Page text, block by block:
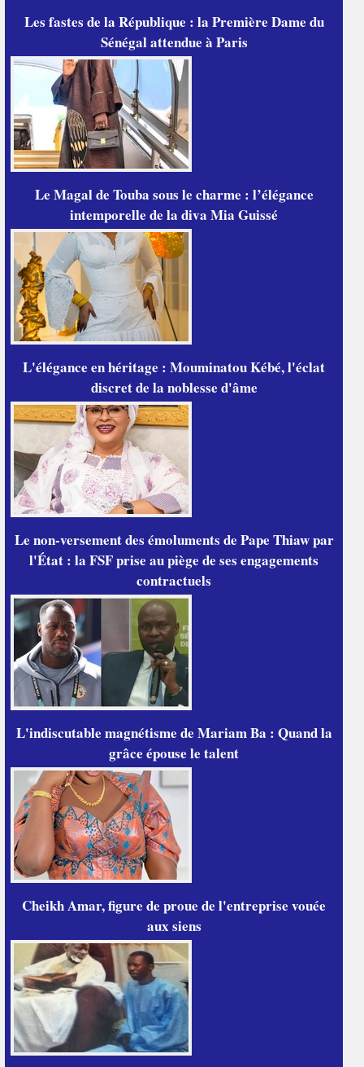
Les fastes de la République : la Première Dame du
Sénégal attendue à Paris
Le Magal de Touba sous le charme : l’élégance
intemporelle de la diva Mia Guissé
L'élégance en héritage : Mouminatou Kébé, l'éclat
discret de la noblesse d'âme
Le non-versement des émoluments de Pape Thiaw par
l'État : la FSF prise au piège de ses engagements
contractuels
L'indiscutable magnétisme de Mariam Ba : Quand la
grâce épouse le talent
Cheikh Amar, figure de proue de l'entreprise vouée
aux siens